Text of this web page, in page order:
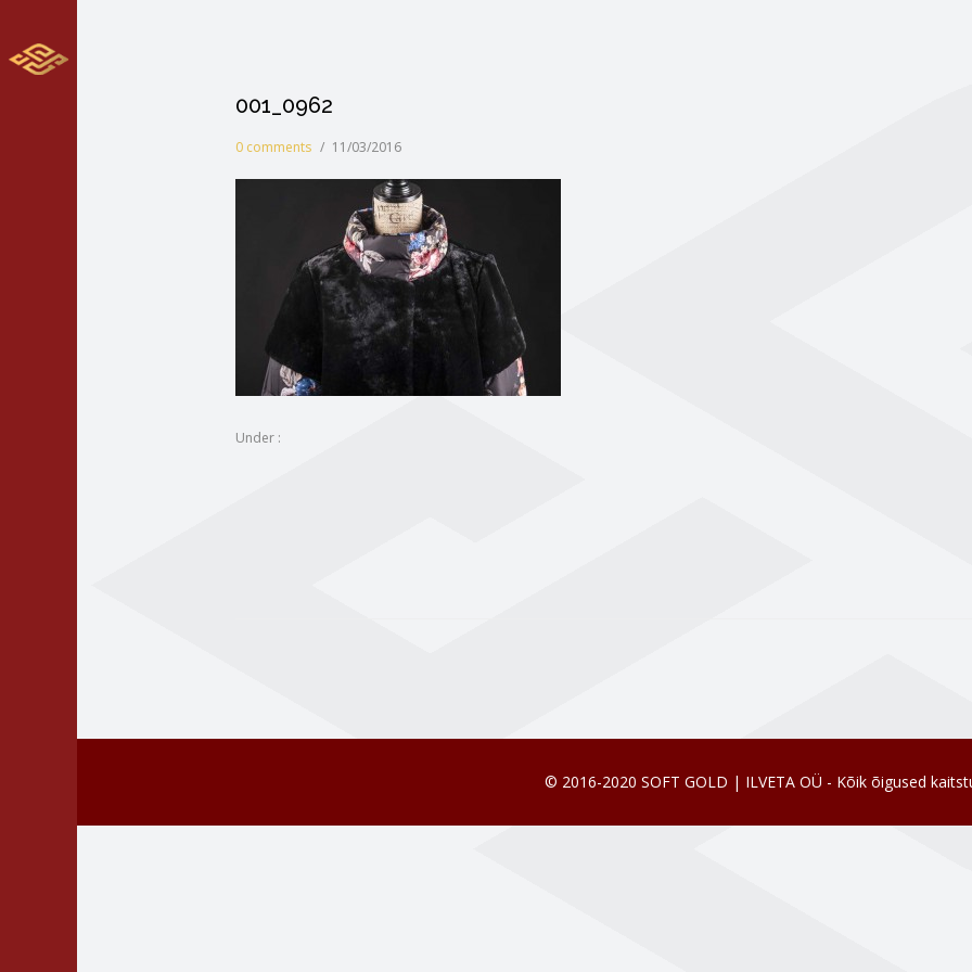
001_0962
0 comments / 11/03/2016
Under :
© 2016-2020 SOFT GOLD | ILVETA OÜ - Kõik õigused